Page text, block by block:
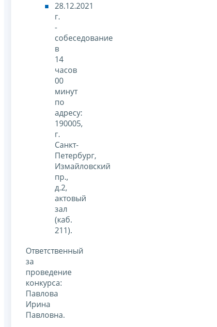
28.12.2021
г.
-
собеседование
в
14
часов
00
минут
по
адресу:
190005,
г.
Санкт-
Петербург,
Измайловский
пр.,
д.2,
актовый
зал
(каб.
211).
Ответственный
за
проведение
конкурса:
Павлова
Ирина
Павловна.